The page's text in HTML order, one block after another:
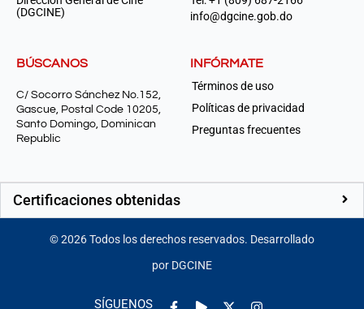
(DGCINE)
info@dgcine.gob.do
BÚSCANOS
C/ Socorro Sánchez No.152,
Gascue, Postal Code 10205,
Santo Domingo, Dominican
Republic
INFÓRMATE
Términos de uso
Políticas de privacidad
Preguntas frecuentes
Certificaciones obtenidas
©2026Todos los derechos reservados. Desarrollado
por DGCINE
SÍGUENOS
Facebook-
Play Instagram